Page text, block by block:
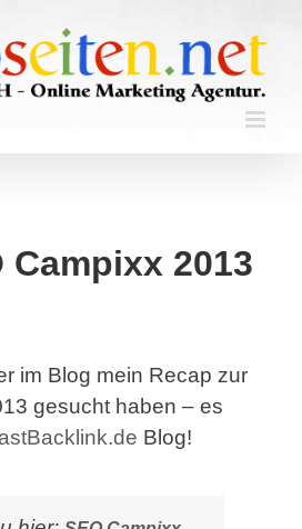
Campixx 2013
im Blog mein Recap zur
gesucht haben – es
Blog!